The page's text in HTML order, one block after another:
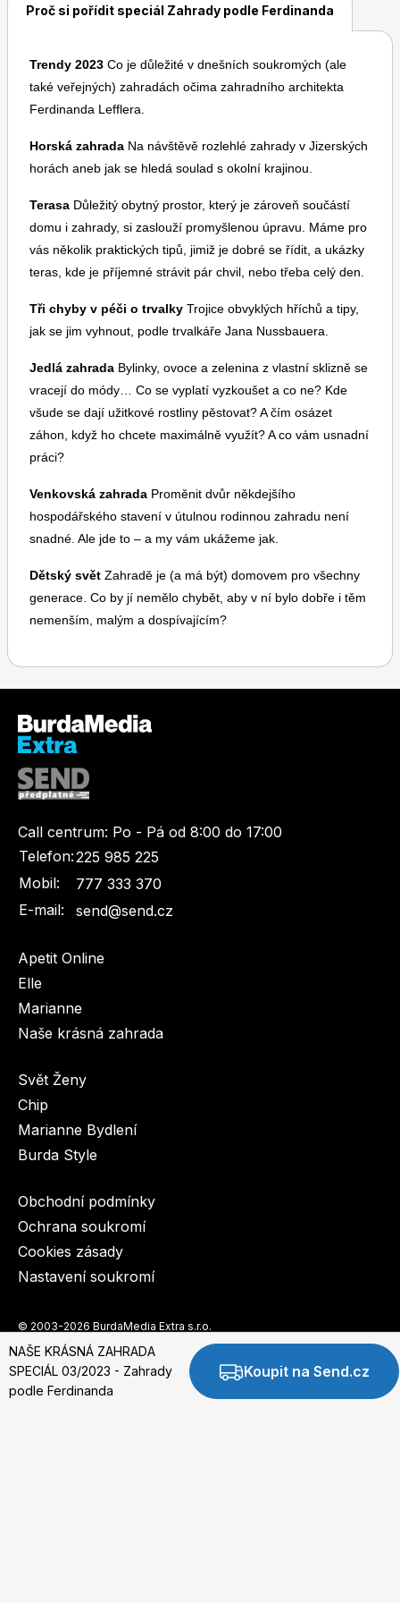
Toprecepty.cz
NAŠE KRÁSNÁ ZAHRADA
SPECIÁL 03/2023 - Zahrady
podle Ferdinanda
Koupit na Send.cz
Digi
Proč si pořídit speciál Zahrady podle Ferdinanda
Trendy 2023 Co je důležité v dnešních soukromých (ale
také veřejných) zahradách očima zahradního architekta
Ferdinanda Lefflera.
Horská zahrada Na návštěvě rozlehlé zahrady v Jizerských
horách aneb jak se hledá soulad s okolní krajinou.
Terasa Důležitý obytný prostor, který je zároveň součástí
domu i zahrady, si zaslouží promyšlenou úpravu. Máme pro
vás několik praktických tipů, jimiž je dobré se řídit, a ukázky
teras, kde je příjemné strávit pár chvil, nebo třeba celý den.
Tři chyby v péči o trvalky Trojice obvyklých hříchů a tipy,
jak se jim vyhnout, podle trvalkáře Jana Nussbauera.
Jedlá zahrada Bylinky, ovoce a zelenina z vlastní sklizně se
vracejí do módy… Co se vyplatí vyzkoušet a co ne? Kde
všude se dají užitkové rostliny pěstovat? A čím osázet
záhon, když ho chcete maximálně využít? A co vám usnadní
práci?
Venkovská zahrada Proměnit dvůr někdejšího
hospodářského stavení v útulnou rodinnou zahradu není
snadné. Ale jde to – a my vám ukážeme jak.
Dětský svět Zahradě je (a má být) domovem pro všechny
generace. Co by jí nemělo chybět, aby v ní bylo dobře i těm
nemenším, malým a dospívajícím?
Call centrum: Po - Pá od 8:00 do 17:00
Telefon:225 985 225
Mobil:
777 333 370
E-mail:
send@send.cz
Apetit Online
Elle
Marianne
Naše krásná zahrada
Svět Ženy
Chip
Marianne Bydlení
Burda Style
Obchodní podmínky
Ochrana soukromí
Cookies zásady
Nastavení soukromí
© 2003-2026 BurdaMedia Extra s.r.o.